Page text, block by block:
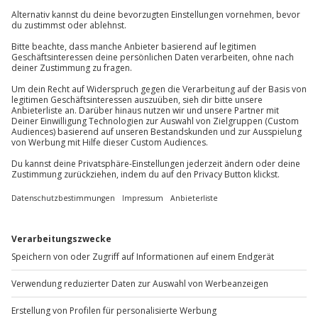
Hinweis
Für die lokale Steuer können Zusatzkosten
anfallen (die Kosten sind vor Ort zu begleichen)
Hin- und Rückreise sind im Preis nicht inbegriffen
Kontakt & FAQ
Jochen Schweizer GmbH
Mühldorfstraße 8
81671 München
Du erreichst uns telefonisch zu folgenden Zeiten,
außer an bundesweiten Feiertagen:
Mo-Fr: 8-20 Uhr | Sa: 10-16 Uhr
Du möchtest als Firma bestellen?
Sichere Dir attraktive Firmenkunden Vorteile.
+49 89 / 60 60 89 700